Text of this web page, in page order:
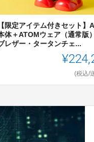
【限定アイテム付きセット】
体＋ATOMウェア（通常版
レザー・タータンチェ...
(税込/